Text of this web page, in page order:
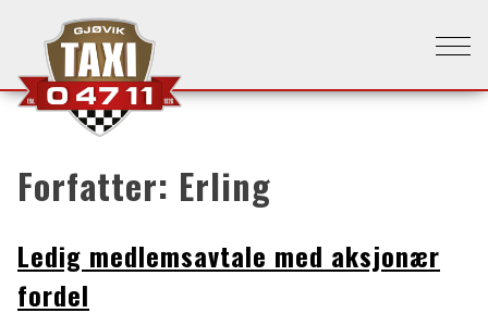
Forfatter: Erling
Ledig medlemsavtale med aksjonær
fordel